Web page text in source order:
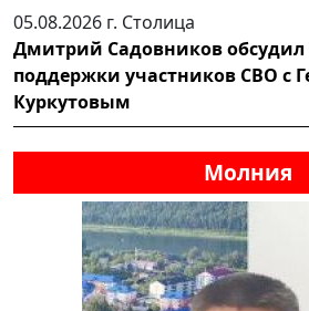
05.08.2026 г. Столица
Дмитрий Садовников обсудил
поддержки участников СВО с
Куркутовым
Молния